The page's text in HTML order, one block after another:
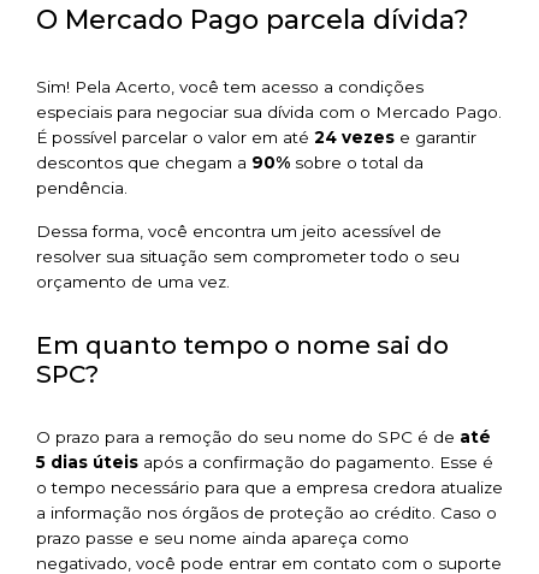
O Mercado Pago parcela dívida?
Sim! Pela Acerto, você tem acesso a condições
especiais para negociar sua dívida com o Mercado Pago.
É possível parcelar o valor em até 24 vezes e garantir
descontos que chegam a 90% sobre o total da
pendência.
Dessa forma, você encontra um jeito acessível de
resolver sua situação sem comprometer todo o seu
orçamento de uma vez.
Em quanto tempo o nome sai do
SPC?
O prazo para a remoção do seu nome do SPC é de até
5 dias úteis após a confirmação do pagamento. Esse é
o tempo necessário para que a empresa credora atualize
a informação nos órgãos de proteção ao crédito. Caso o
prazo passe e seu nome ainda apareça como
negativado, você pode entrar em contato com o suporte